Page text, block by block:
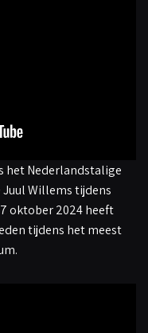
het Nederlandstalige
Juul Willems tijdens
oktober 2024 heeft
tijdens het meest